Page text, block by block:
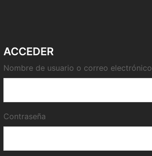
ACCEDER
Nombre de usuario o correo electrónico
Contraseña